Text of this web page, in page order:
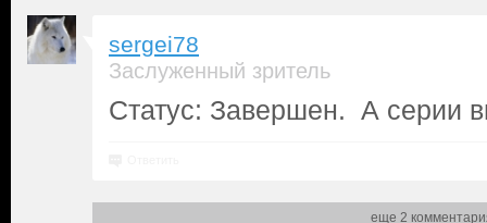
sergei78
Заслуженный зритель
Статус: Завершен. А серии
еще 2